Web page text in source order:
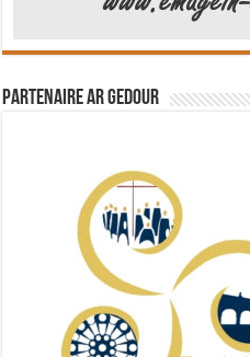
Partenaire Ar Gedour